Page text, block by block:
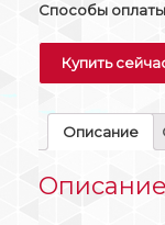
Способы
Купить
Описание
Описание